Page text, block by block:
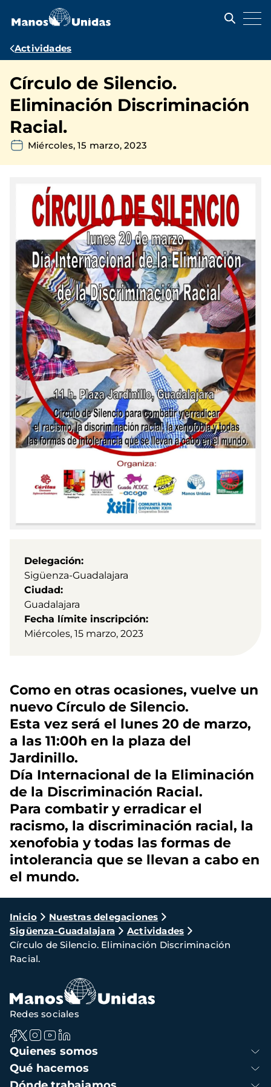
contenido
Ruta
navegación
Actividades
Círculo de Silencio.
Eliminación Discriminación
Racial.
Miércoles, 15 marzo, 2023
Delegación
Sigüenza-Guadalajara
Ciudad
Guadalajara
Fecha límite inscripción
Miércoles, 15 marzo, 2023
Como en otras ocasiones, vuelve un
nuevo Círculo de Silencio.
Esta vez será el lunes 20 de marzo,
a las 11:00h en la plaza del
Jardinillo.
Día Internacional de la Eliminación
de la Discriminación Racial.
Para combatir y erradicar el
racismo, la discriminación racial, la
xenofobia y todas las formas de
intolerancia que se llevan a cabo en
el mundo.
Ruta
de
navegación
Inicio
Nuestras delegaciones
Sigüenza-Guadalajara
Actividades
Círculo de Silencio. Eliminación Discriminación
Racial.
Navegación
principal
Quienes somos
Qué hacemos
Redes sociales